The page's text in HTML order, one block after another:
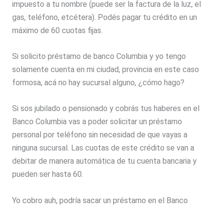
impuesto a tu nombre (puede ser la factura de la luz, el
gas, teléfono, etcétera). Podés pagar tu crédito en un
máximo de 60 cuotas fijas.
Si solicito préstamo de banco Columbia y yo tengo
solamente cuenta en mi ciudad, provincia en este caso
formosa, acá no hay sucursal alguno, ¿cómo hago?
Si sos jubilado o pensionado y cobrás tus haberes en el
Banco Columbia vas a poder solicitar un préstamo
personal por teléfono sin necesidad de que vayas a
ninguna sucursal. Las cuotas de este crédito se van a
debitar de manera automática de tu cuenta bancaria y
pueden ser hasta 60.
Yo cobro auh, podría sacar un préstamo en el Banco